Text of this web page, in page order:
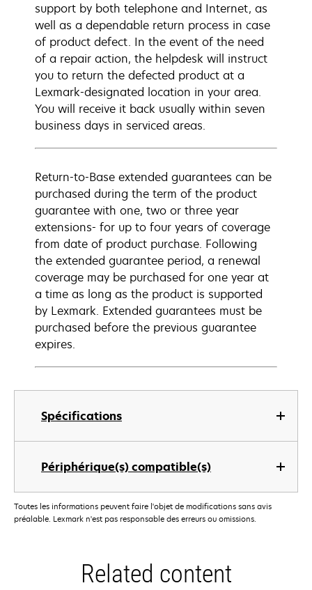
Spécifications
Périphérique(s) compatible(s)
support by both telephone and Internet, as
well as a dependable return process in case
of product defect. In the event of the need
of a repair action, the helpdesk will instruct
you to return the defected product at a
Lexmark-designated location in your area.
You will receive it back usually within seven
business days in serviced areas.
Return-to-Base extended guarantees can be
purchased during the term of the product
guarantee with one, two or three year
extensions- for up to four years of coverage
from date of product purchase. Following
the extended guarantee period, a renewal
coverage may be purchased for one year at
a time as long as the product is supported
by Lexmark. Extended guarantees must be
purchased before the previous guarantee
expires.
Toutes les informations peuvent faire l'objet de modifications sans avis
préalable. Lexmark n'est pas responsable des erreurs ou omissions.
Related content